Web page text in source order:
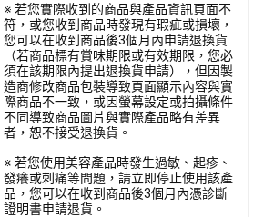
※ 若您實際收到的商品與產品資訊頁面不
符，或您收到商品時發現有瑕疵或損壞，
您可以在收到商品後3個月內申請退換貨
（若商品標有賞味期限或有效期限，您必
須在該期限內提出退換貨申請），但因製
造商修改商品包裝導致頁面顯示內容與實
際商品不一致，或因螢幕設定或拍攝條件
不同導致商品圖片與實際產品略有差異
者，恕不接受退換貨。
※ 若您使用美容產品時發生過敏、起疹、
發癢或刺痛等問題，請立即停止使用該產
品，您可以在收到商品後3個月內憑診斷
證明書申請退貨。